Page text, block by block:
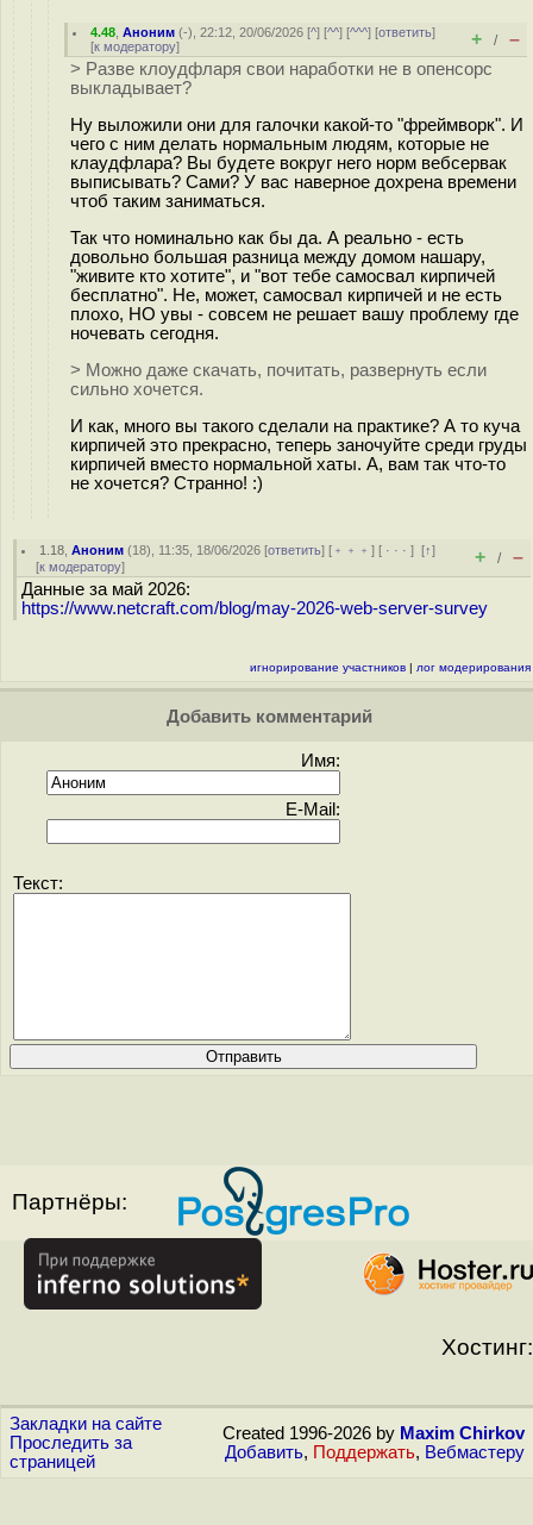
4.48 ,Аноним (-), 22:12, 20/06/2026 [^] [^^] [^^^] [ответить]
[к модератору] + / –
> Разве клоудфларя свои наработки не в опенсорс
выкладывает?
Ну выложили они для галочки какой-то "фреймворк". И
чего с ним делать нормальным людям, которые не
клаудфлара? Вы будете вокруг него норм вебсервак
выписывать? Сами? У вас наверное дохрена времени
чтоб таким заниматься.
Так что номинально как бы да. А реально - есть
довольно большая разница между домом нашару,
"живите кто хотите", и "вот тебе самосвал кирпичей
бесплатно". Не, может, самосвал кирпичей и не есть
плохо, НО увы - совсем не решает вашу проблему где
ночевать сегодня.
> Можно даже скачать, почитать, развернуть если
сильно хочется.
И как, много вы такого сделали на практике? А то куча
кирпичей это прекрасно, теперь заночуйте среди груды
кирпичей вместо нормальной хаты. А, вам так что-то
не хочется? Странно! :)
1.18 ,Аноним (18), 11:35, 18/06/2026 [ответить] [ ﹢﹢﹢] [ · · ·][↑]
[к модератору] + / –
Данные за май 2026:
https://www.netcraft.com/blog/may-2026-web-server-survey
игнорирование участников | лог модерирования
Добавить комментарий
Имя:
E-Mail:
Текст:
Партнёры:
Хостинг:
Закладки на сайте
Проследить за
страницей
Created 1996-2026 by Maxim Chirkov
Добавить, Поддержать, Вебмастеру